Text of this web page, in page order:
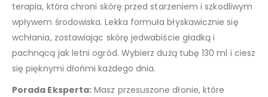
terapia, która chroni skórę przed starzeniem i szkodliwym
wpływem środowiska. Lekka formuła błyskawicznie się
wchłania, zostawiając skórę jedwabiście gładką i
pachnącą jak letni ogród. Wybierz dużą tubę 130 ml i ciesz
się pięknymi dłońmi każdego dnia.
Porada Eksperta: Masz przesuszone dłonie, które